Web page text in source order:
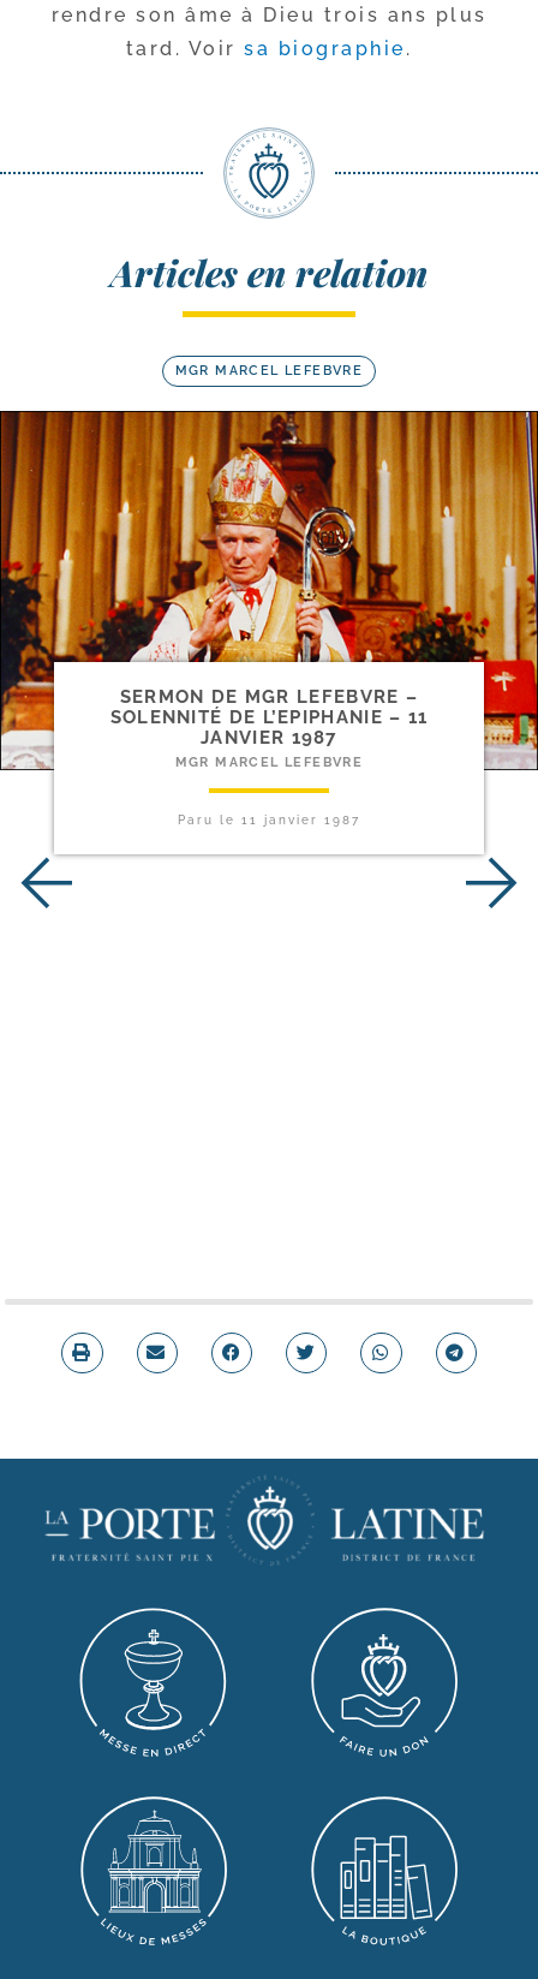
rendre son âme à Dieu trois ans plus
tard. Voirsa bio­gra­phie .
Articles en relation
MGR MARCEL LEFEBVRE
SERMON DE MGR LEFEBVRE –
SOLENNITÉ DE L’EPIPHANIE – 11
JANVIER 1987
MGR MARCEL LEFEBVRE
Paru le 11 janvier 1987